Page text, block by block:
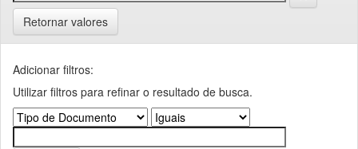
Retornar valores
Adicionar filtros:
Utilizar filtros para refinar o resultado de busca.